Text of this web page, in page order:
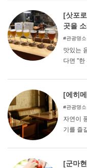
하여 정
는 가게
[삿포
곳을
관광명소
맛있는
다면 "한
다! "라
차 모임
[에히
관광명소
자연이
기를 즐
로 동
[군마